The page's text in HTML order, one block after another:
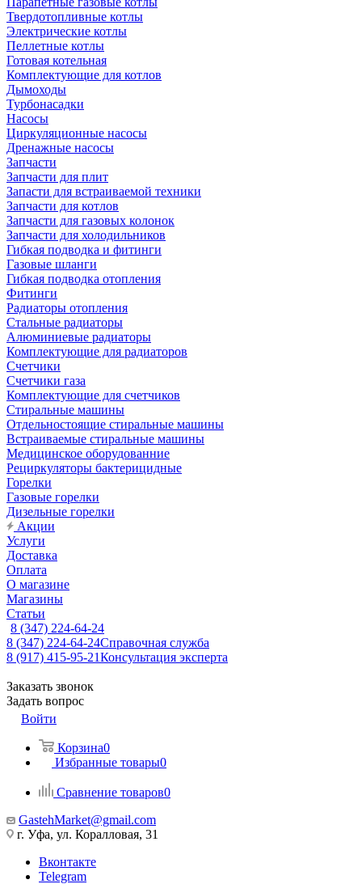
Твердотопливные котлы
Электрические котлы
Пеллетные котлы
Готовая котельная
Комплектующие для котлов
Дымоходы
Турбонасадки
Насосы
Циркуляционные насосы
Дренажные насосы
Запчасти
Запчасти для плит
Запасти для встраиваемой техники
Запчасти для котлов
Запчасти для газовых колонок
Запчасти для холодильников
Гибкая подводка и фитинги
Газовые шланги
Гибкая подводка отопления
Фитинги
Радиаторы отопления
Стальные радиаторы
Алюминиевые радиаторы
Комплектующие для радиаторов
Счетчики
Счетчики газа
Комплектующие для счетчиков
Стиральные машины
Отдельностоящие стиральные машины
Встраиваемые стиральные машины
Медицинское оборудованние
Рециркуляторы бактерицидные
Горелки
Газовые горелки
Дизельные горелки
Акции
Услуги
Доставка
Оплата
О магазине
Магазины
Статьи
8 (347) 224-64-24
8 (347) 224-64-24Справочная служба
8 (917) 415-95-21Консультация эксперта
Заказать звонок
Задать вопрос
Войти
Корзина0
Избранные товары0
Сравнение товаров0
GastehMarket@gmail.com
г. Уфа, ул. Коралловая, 31
Вконтакте
Telegram